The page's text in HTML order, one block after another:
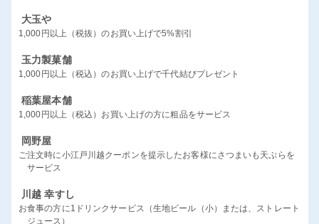
大玉や
1,000円以上（税抜）のお買い上げで5%割引
玉力製菓舗
1,000円以上（税込）のお買い上げで千代結びプレゼント
稲葉屋本舗
1,000円以上（税込）お買い上げの方に粗品をサービス
岡野屋
ご注文時に小江戸川越クーポンを提示したお客様にさつまいも天ぷらを
サービス
川越 幸すし
お食事の方に1ドリンクサービス（生地ビール（小）または、ストレート
ジュース）